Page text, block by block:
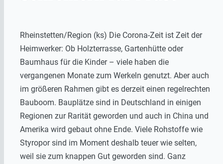
Rheinstetten/Region (ks) Die Corona-Zeit ist Zeit der
Heimwerker: Ob Holzterrasse, Gartenhütte oder
Baumhaus für die Kinder – viele haben die
vergangenen Monate zum Werkeln genutzt. Aber auch
im größeren Rahmen gibt es derzeit einen regelrechten
Bauboom. Bauplätze sind in Deutschland in einigen
Regionen zur Rarität geworden und auch in China und
Amerika wird gebaut ohne Ende. Viele Rohstoffe wie
Styropor sind im Moment deshalb teuer wie selten,
weil sie zum knappen Gut geworden sind. Ganz